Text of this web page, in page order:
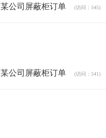
某公司屏蔽柜订单 (访问：545)
某公司屏蔽柜订单 (访问：541)